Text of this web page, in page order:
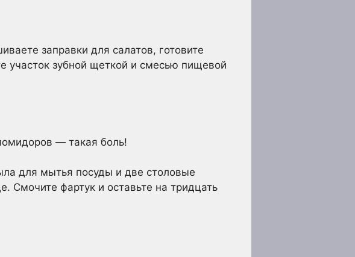
заправки для салатов, готовите
участок зубной щеткой и смесью пищевой
— такая боль!
для мытья посуды и две столовые
Смочите фартук и оставьте на тридцать